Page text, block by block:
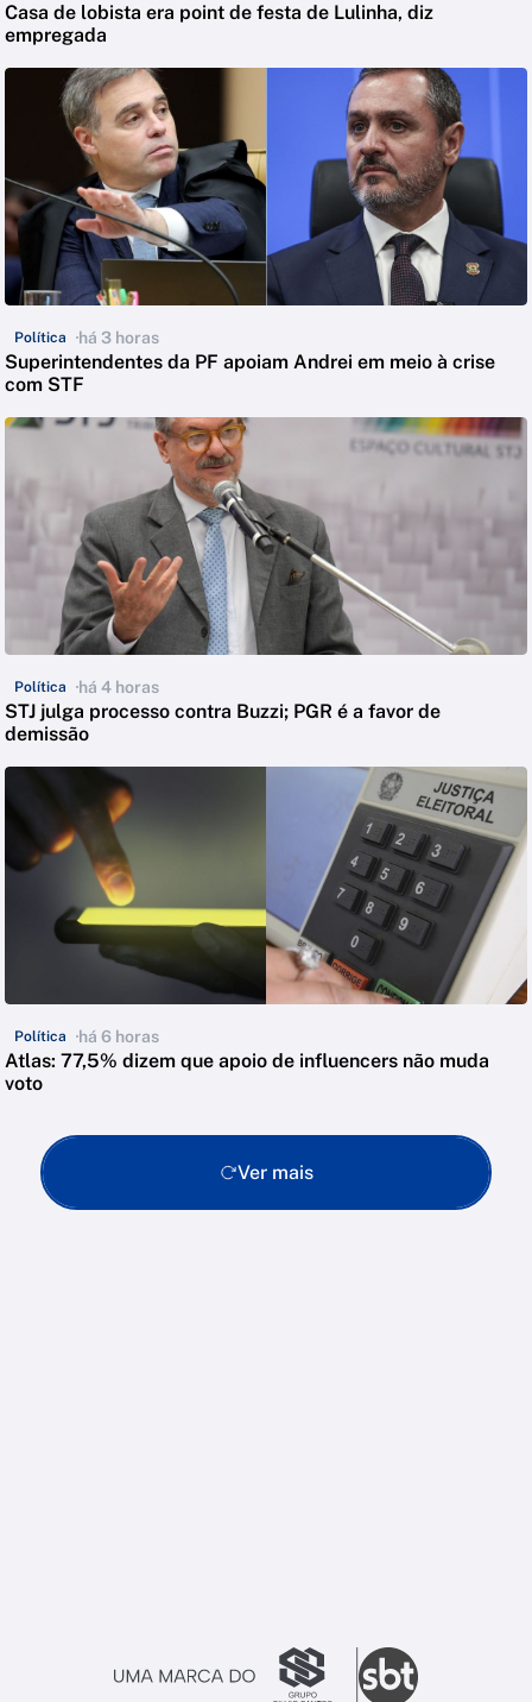
Casa de lobista era point de festa de Lulinha, diz
empregada
Política há 3 horas
Superintendentes da PF apoiam Andrei em meio à crise
com STF
Política há 4 horas
STJ julga processo contra Buzzi; PGR é a favor de
demissão
Política há 6 horas
Atlas: 77,5% dizem que apoio de influencers não muda
voto
Ver mais